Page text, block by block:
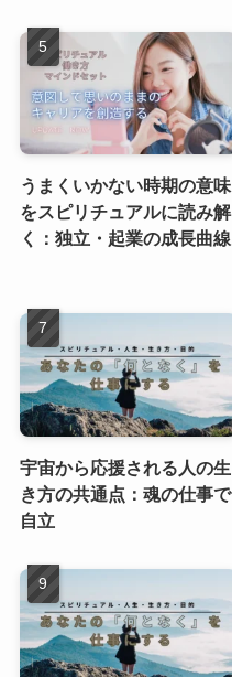
うまくいかない時期の意味
をスピリチュアルに読み解
く：独立・起業の成長曲線
宇宙から応援される人の生
き方の共通点：魂の仕事で
自立